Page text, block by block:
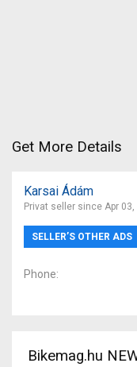
Get More Details
Karsai Ádám
Privat seller since Apr 03,
SELLER’S OTHER ADS
Phone
Bikemag.hu